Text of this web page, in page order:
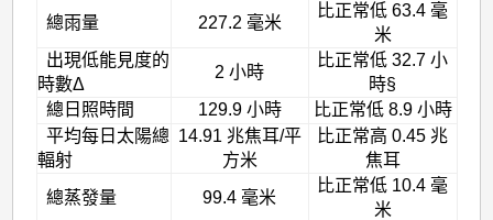
總雨量 227.2 毫米
比正常低 63.4 毫
米
出現低能見度的
時數Δ
2 小時
比正常低 32.7 小
時§
總日照時間
129.9 小時
比正常低 8.9 小時
平均每日太陽總
輻射
14.91 兆焦耳/平
方米
比正常高 0.45 兆
焦耳
總蒸發量
99.4 毫米
比正常低 10.4 毫
米